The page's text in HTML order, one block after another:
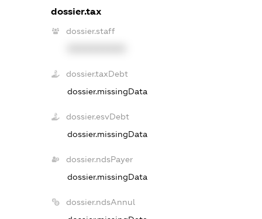
dossier.tax
dossier.staff
dossier.taxDebt
dossier.missingData
dossier.esvDebt
dossier.missingData
dossier.ndsPayer
dossier.missingData
dossier.ndsAnnul